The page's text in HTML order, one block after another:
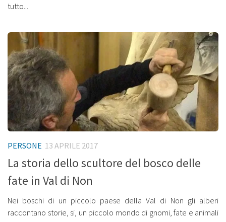
tutto...
PERSONE 13 APRILE 2017
La storia dello scultore del bosco delle
fate in Val di Non
Nei boschi di un piccolo paese della Val di Non gli alberi
raccontano storie, si, un piccolo mondo di gnomi, fate e animali